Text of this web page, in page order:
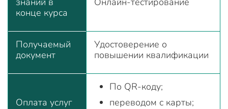
конце курса
Получаемый
документ
Удостоверение о
повышении квалификации
Оплата услуг
По QR-коду;
переводом с карты;